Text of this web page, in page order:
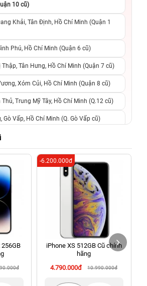
10 cũ)
Khải, Tân Định, Hồ Chí Minh (Quận 1
Phú, Hồ Chí Minh (Quận 6 cũ)
Tân Hưng, Hồ Chí Minh (Quận 7 cũ)
Xóm Củi, Hồ Chí Minh (Quận 8 cũ)
Trung Mỹ Tây, Hồ Chí Minh (Q.12 cũ)
Gò Vấp, Hồ Chí Minh (Q. Gò Vấp cũ)
Tân Phú, Hồ Chí Minh (Quận Tân Phú cũ)
Nhơn Phú, Hồ Chí Minh (Q.9 TP. Thủ
Thủ Đức, Hồ Chí Minh (Bình Thọ, TP. Thủ
Dĩ An, Hồ Chí Minh (Bình Dương Cũ)
Ba Cu, Vũng Tàu, Hồ Chí Minh (TP. Vũng
Tân Sơn Nhất, Hồ Chí Minh (Tân Bình
256GB
iPhone XS 512GB Cũ chính
hãng
4.790.000đ
10.990.000đ
-6.200.000đ